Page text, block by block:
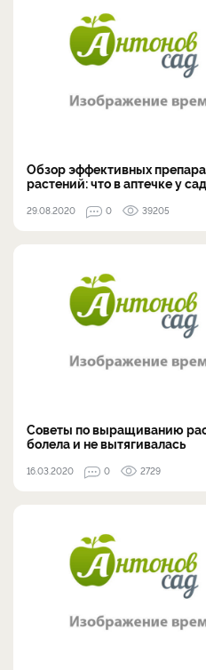
Обзор эффективных
растений: что в аптечке у
29.08.2020 0 39205
Советы по выращиванию
болела и не вытягивалась
16.03.2020 0 2729